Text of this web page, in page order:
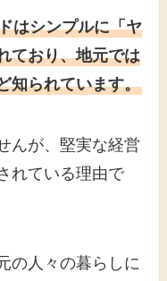
はシンプルに「ヤ
ており、地元では
知られています。
んが、堅実な経営
れている理由で
の人々の暮らしに